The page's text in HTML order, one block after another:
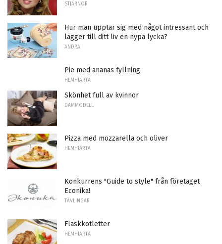
STJÄRNOR
Hur man upptar sig med något intressant och
lägger till ditt liv en nypa lycka?
ANDRA
Pie med ananas fyllning
HEMHJÄRTA
Skönhet full av kvinnor
DAMMODELL
Pizza med mozzarella och oliver
HEMHJÄRTA
Konkurrens "Guide to style" från företaget
Econika!
TÄVLINGAR
Fläskkotletter
HEMHJÄRTA